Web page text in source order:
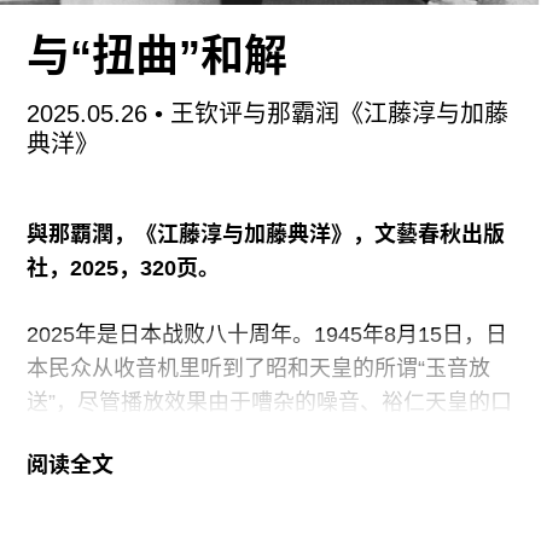
塑着每个人对于政治和社会问题、对于自身所处的
者、学者等等对于公众的关切及时进行反馈、分析
和回应。
庆应义塾大学政治学教授乌谷昌幸的近著《身边的
阴谋论》（講談社現代新書，2025年）便试图剖析
因，分析对阴谋论深信不疑的人们的心理动机及其
社会土壤。这本书的腰封上赫然写着两个问题：阴
谋论是从哪里产生的？为什么人们会相信它？在这
本著作不仅可以让我们辩别什么是阴谋论、什么是
与“扭曲”和解
2025.05.26• 王钦评与那霸润《江藤淳与加藤
典洋》
與那覇潤，《江藤淳与加藤典洋》，文藝春秋出版
社，2025，320页。
2025年是日本战败八十周年。1945年8月15日，日
本民众从收音机里听到了昭和天皇的所谓“玉音放
送”，尽管播放效果由于嘈杂的噪音、裕仁天皇的口
般的民众还是通过口口相传的消息确认了日本战败
阅读全文